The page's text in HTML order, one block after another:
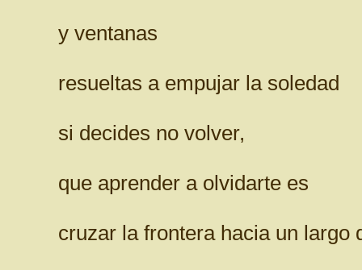
y ventanas
resueltas a empujar la soledad
si decides no volver,
que aprender a olvidarte es
cruzar la frontera hacia un largo